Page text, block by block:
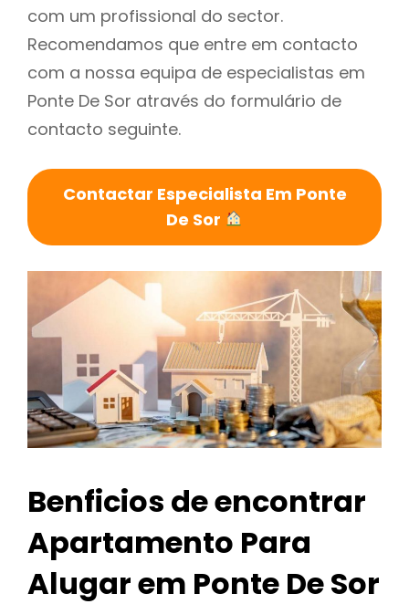
com um profissional do sector.
Recomendamos que entre em contacto
com a nossa equipa de especialistas em
Ponte De Sor através do formulário de
contacto seguinte.
Contactar Especialista Em Ponte
De Sor
Benficios de encontrar
Apartamento Para
Alugar em Ponte De Sor